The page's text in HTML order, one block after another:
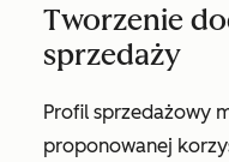
Tworzenie
sprzedaży
Profil sprzedażowy
proponowanej